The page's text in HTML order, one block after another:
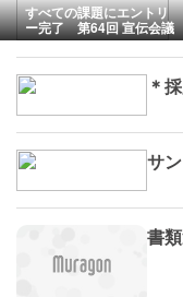
すべての課題にエントリ
ー完了 第64回 宣伝会議
賞
＊
サ
書